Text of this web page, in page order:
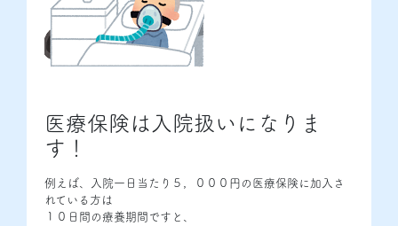
医療保険は入院扱いになりま
す！
例えば、入院一日当たり５，０００円の医療保険に加入さ
れている方は
１０日間の療養期間ですと、